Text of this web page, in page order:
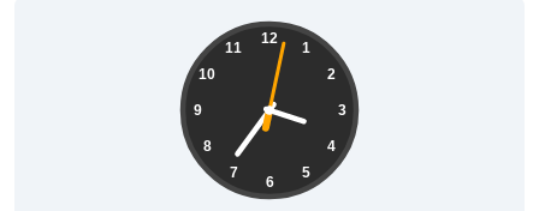
12
1
2
3
4
5
6
7
8
9
10
11